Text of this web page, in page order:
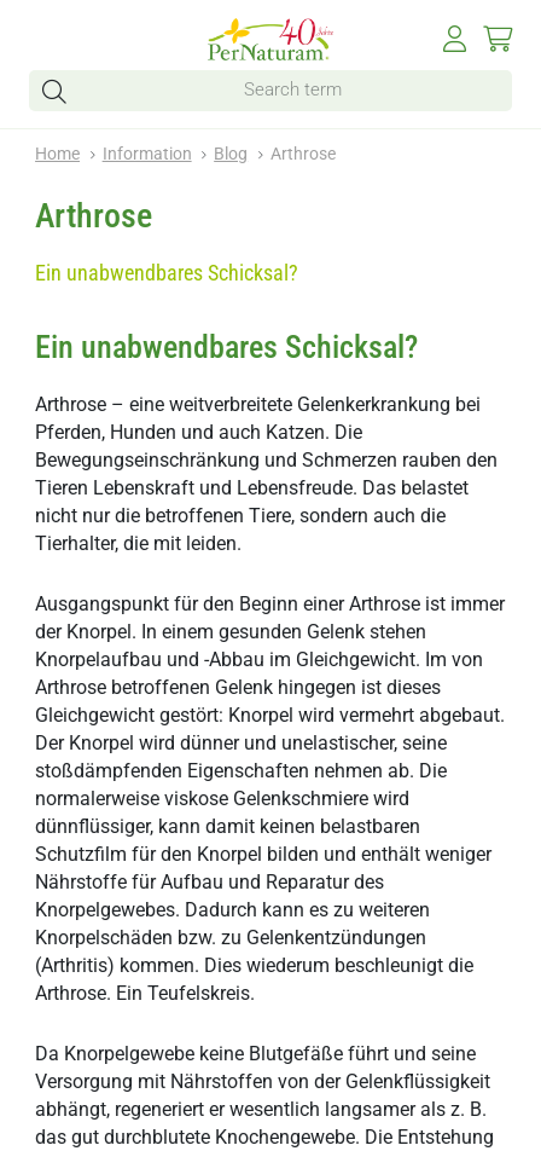
Home Information Blog Arthrose
Arthrose
Ein unabwendbares Schicksal?
Ein unabwendbares Schicksal?
Arthrose – eine weitverbreitete Gelenkerkrankung bei
Pferden, Hunden und auch Katzen. Die
Bewegungseinschränkung und Schmerzen rauben den
Tieren Lebenskraft und Lebensfreude. Das belastet
nicht nur die betroffenen Tiere, sondern auch die
Tierhalter, die mit leiden.
Ausgangspunkt für den Beginn einer Arthrose ist immer
der Knorpel. In einem gesunden Gelenk stehen
Knorpelaufbau und -Abbau im Gleichgewicht. Im von
Arthrose betroffenen Gelenk hingegen ist dieses
Gleichgewicht gestört: Knorpel wird vermehrt abgebaut.
Der Knorpel wird dünner und unelastischer, seine
stoßdämpfenden Eigenschaften nehmen ab. Die
normalerweise viskose Gelenkschmiere wird
dünnflüssiger, kann damit keinen belastbaren
Schutzfilm für den Knorpel bilden und enthält weniger
Nährstoffe für Aufbau und Reparatur des
Knorpelgewebes. Dadurch kann es zu weiteren
Knorpelschäden bzw. zu Gelenkentzündungen
(Arthritis) kommen. Dies wiederum beschleunigt die
Arthrose. Ein Teufelskreis.
Da Knorpelgewebe keine Blutgefäße führt und seine
Versorgung mit Nährstoffen von der Gelenkflüssigkeit
abhängt, regeneriert er wesentlich langsamer als z. B.
das gut durchblutete Knochengewebe. Die Entstehung